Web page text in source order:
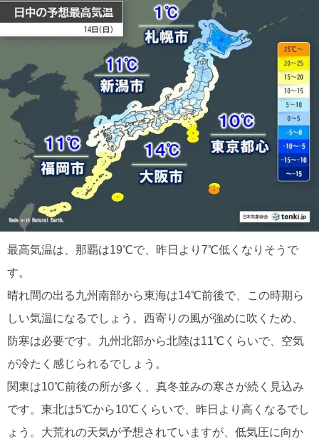
最高気温は、那覇は19℃で、昨日より7℃低くなりそうで
す。
晴れ間の出る九州南部から東海は14℃前後で、この時期ら
しい気温になるでしょう。西寄りの風が強めに吹くため、
防寒は必要です。九州北部から北陸は11℃くらいで、空気
が冷たく感じられるでしょう。
関東は10℃前後の所が多く、真冬並みの寒さが続く見込み
です。東北は5℃から10℃くらいで、昨日より高くなるでし
ょう。大荒れの天気が予想されていますが、低気圧に向か